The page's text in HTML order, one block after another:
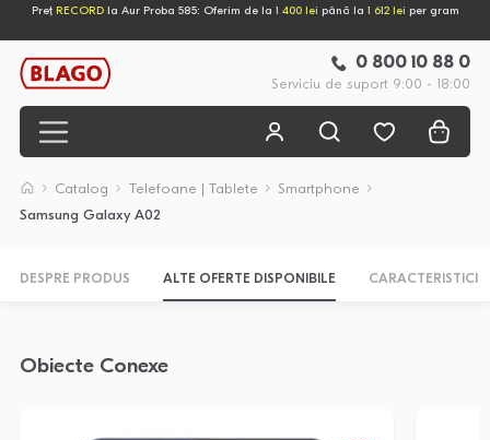
Preț RECORD la Aur Proba 585: Oferim de la 1 400 lei până la 1 612 lei per gram
0 800 10 88 0
Serviciu de suport 9:00 - 18:00
Catalog Telefoane | Tablete
Smartphone
Samsung Galaxy A02
DESPRE PRODUS ALTE OFERTE DISPONIBILE CARACTERISTICI
Obiecte Conexe